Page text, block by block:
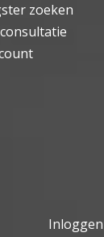
zoeken